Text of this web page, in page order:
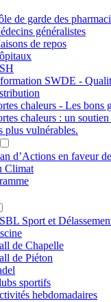
de garde des
généralistes
de repos
SWDE -
chaleurs - Les bons
chaleurs : un
plus vulnérables.
d’Actions en faveur
Climat
Sport et
de Chapelle
de Piéton
sportifs
hebdomadaires